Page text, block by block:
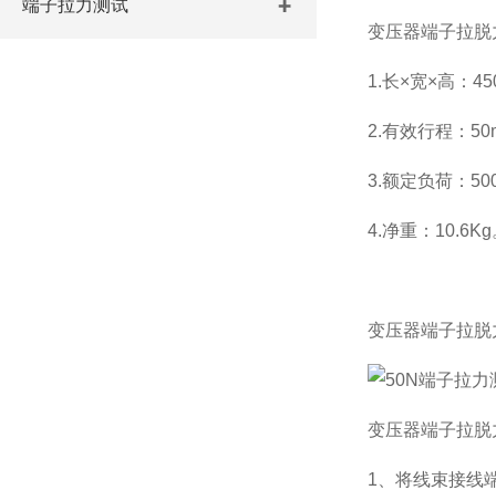
端子拉力测试
变压器端子拉脱
1.长×宽×高：
2.有效行程：
3.额定负荷：
4.净重：10.6Kg
变压器端子拉脱
变压器端子拉脱
1、将线束接线